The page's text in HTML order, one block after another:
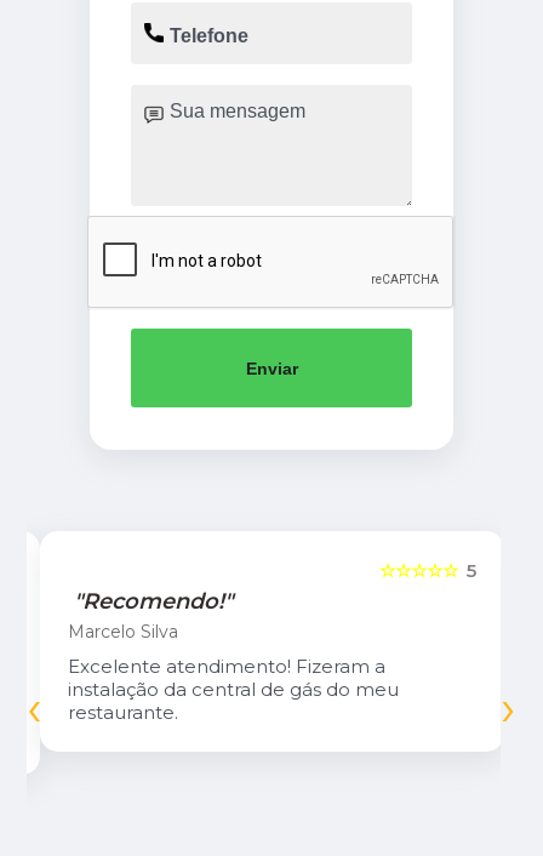
Enviar
5
☆☆☆☆☆
"Recomendo!"
Marcelo Silva
Excelente atendimento! Fizeram a
instalação da central de gás do meu
restaurante.
‹ ›